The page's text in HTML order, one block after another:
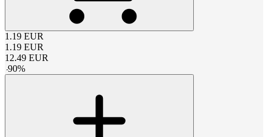
1.19 EUR
1.19 EUR
12.49 EUR
-90%